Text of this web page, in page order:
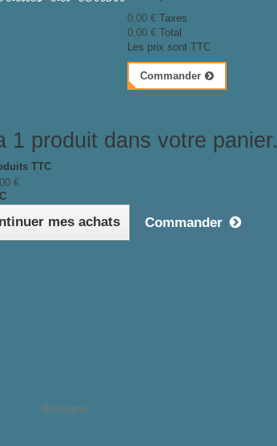
0,00 € Taxes
0,00 € Total
Les prix sont TTC
Commander
1 produit dans votre panier.
TTC
€
mes achats Commander
Rhône Alpes
Bretagne